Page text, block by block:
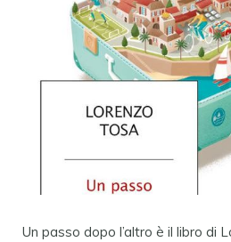
Un passo dopo l’altro è il libro di